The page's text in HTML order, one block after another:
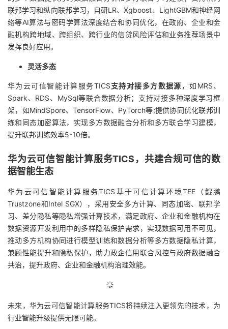
联邦学习和纵向联邦学习，自研LR、Xgboost、LightGBM和神经网
络等AI算法与密码学算法深度结合和协同优化，在政府、企业和金
融机构跨地域、跨组织、跨行业的信贷风险评估和业务推荐场景中
发挥良好应用。
灵活多态
华为云可信智能计算服务TICS支持对接多方数据源 ，如MRS、
Spark、RDS、MySql等联合数据分析；支持对接多种深度学习框
架，如MindSpore、TensorFlow、PyTorch等;提供协同优化联邦训
练和同态加密算法，实现多方数据融合分析和多方联合学习建模，
提升联邦训练效率5-10倍。
华为云可信智能计算服务TICS，共建合规可信的数
据智能生态
华为云可信智能计算服务TICS基于可信计算环境TEE（鲲鹏
Trustzone和Intel SGX），采用安全多方计算、同态加密、联邦学
习、差分隐私等隐私增强计算技术，满足政府、企业和金融机构在
数据资源开发利用中的多样隐私保护需求，实现数据可用不可见，
推动多方机构协同进行模型训练和数据分析等多方数据隐私计算，
兼顾性能提升和隐私保护，助力政企信用联合风控与政府数据融合
共治，提升政府、企业和金融机构治理效能。
未来，华为云可信智能计算服务TICS将持续注入更领先的技术，为
行业智能升级提供无限可能。